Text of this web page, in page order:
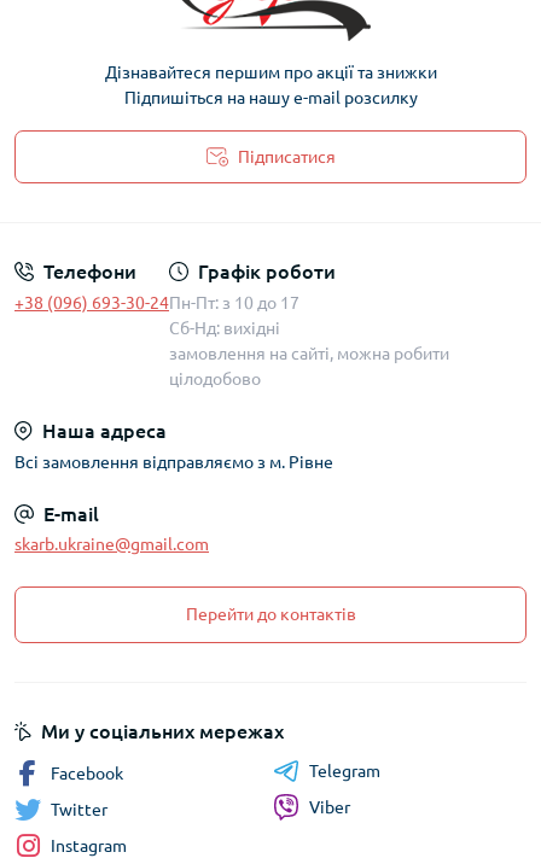
Дізнавайтеся першим про акції та знижки
Підпишіться на нашу e-mail розсилку
Підписатися
Телефони
+38 (096) 693-30-24
Графік роботи
Пн-Пт: з 10 до 17
Сб-Нд: вихідні
замовлення на сайті, можна робити
цілодобово
Наша адреса
Всі замовлення відправляємо з м. Рівне
E-mail
skarb.ukraine@gmail.com
Перейти до контактів
Ми у соціальних мережах
Facebook
Twitter
Instagram
Telegram
Viber